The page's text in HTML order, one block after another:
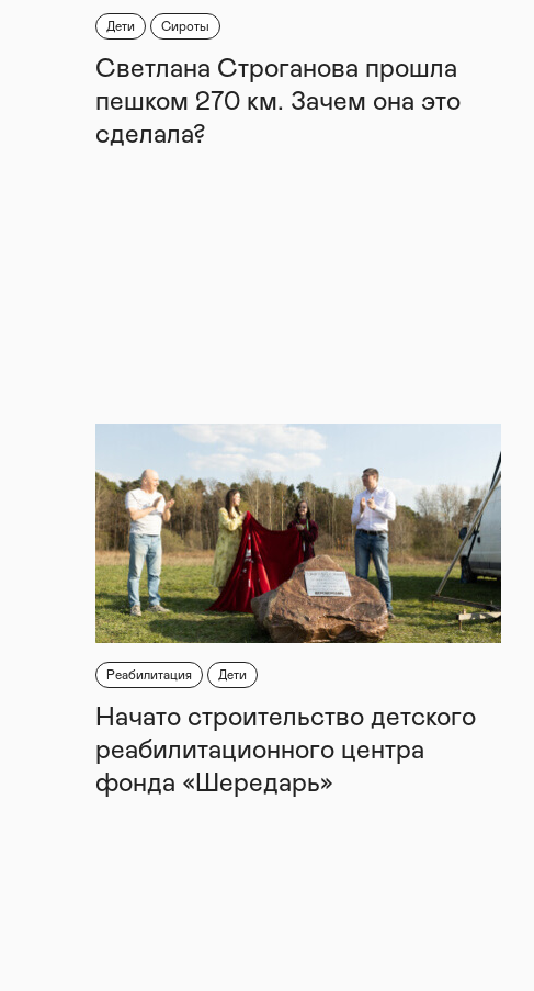
Дети Сироты
Светлана Строганова прошла
пешком 270 км. Зачем она это
сделала?
Реабилитация Дети
Начато строительство детского
реабилитационного центра
фонда «Шередарь»